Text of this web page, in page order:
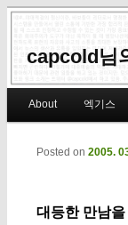
capcold님
Skip to primary
Skip to
About 엑기스
대등한 만남
Posted on 2005.